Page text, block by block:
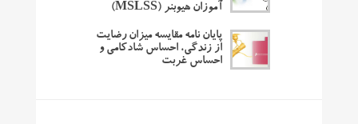
آموزان هیوبنر (MSLSS)
پایان نامه مقایسه میزان رضایت
از زندگی، احساس شادکامی و
احساس غربت